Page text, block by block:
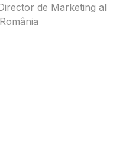
de Marketing al